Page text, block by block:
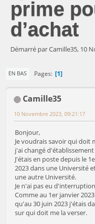
prime
d’achat
Démarré par Camille35, 10
EN BAS Pages 1
Camille35
10 Novembre 2023, 09:21:17
Bonjour,
Je voudrais savoir qui doit
j'ai changé
J'étais en poste depuis le
2023 dans une Université
une autre Université.
Je n'ai pas eu
Comme au 1er janvier
qu'au 30 juin 2023 j'étais
sur qui doit me la verser.